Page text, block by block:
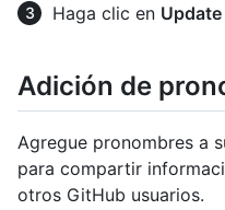
Haga clic en
Adición de
Agregue pronombres a
para compartir
otros GitHub usuarios.